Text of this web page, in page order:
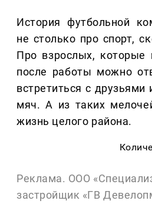
История футбольной
не столько про спорт,
Про взрослых, которые
после работы можно
встретиться с друзьями
мяч. А из таких
жизнь целого района.
Реклама. ООО
застройщик «ГВ